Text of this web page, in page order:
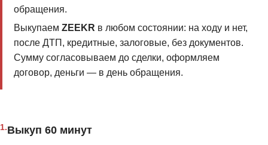
обращения.
Выкупаем ZEEKR в любом состоянии: на ходу и нет,
после ДТП, кредитные, залоговые, без документов.
Сумму согласовываем до сделки, оформляем
договор, деньги — в день обращения.
1.Выкуп 60 минут